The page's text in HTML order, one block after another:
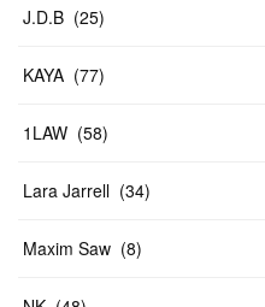
J.D.B (25)
KAYA (77)
1LAW (58)
Lara Jarrell (34)
Maxim Saw (8)